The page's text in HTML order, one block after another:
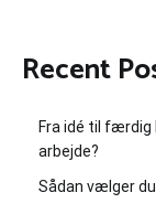
Recent
Fra idé til færdig
arbejde?
Sådan vælger